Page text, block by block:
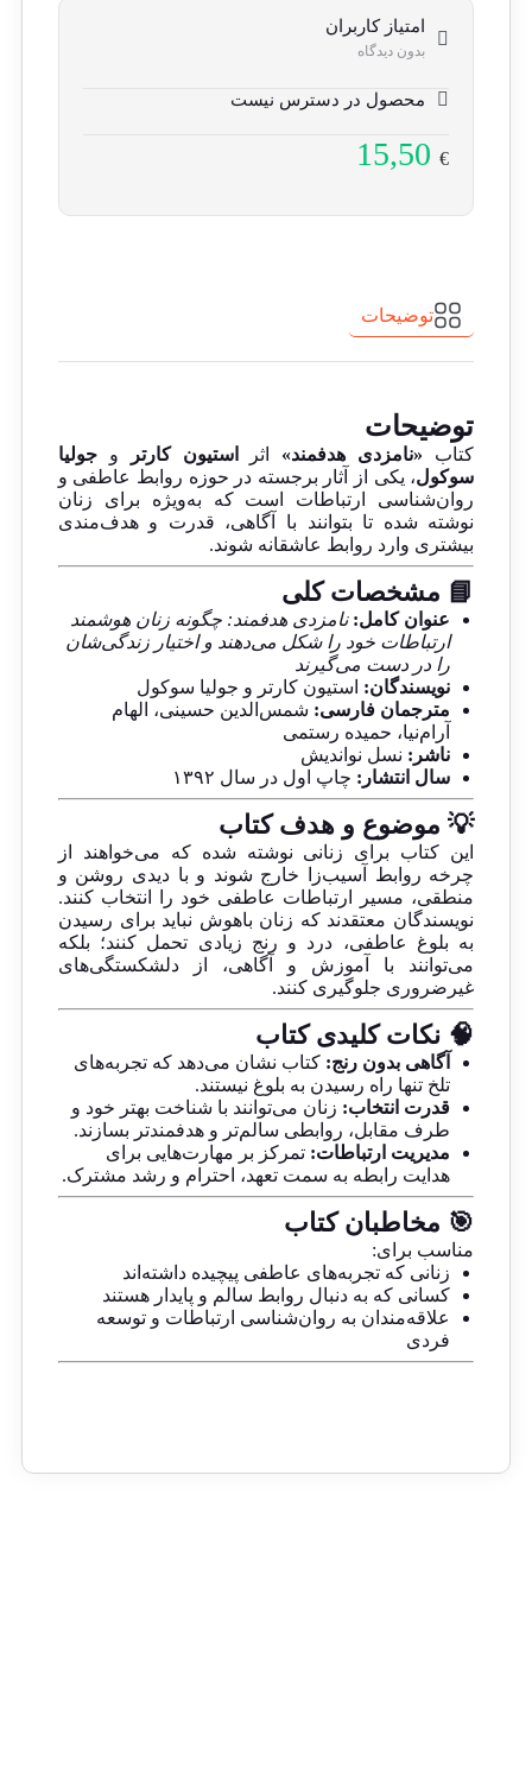
امتیاز کاربران
بدون دیدگاه
محصول در دسترس نیست
15,50€
توضیحات
توضیحات
کتاب «نامزدی هدفمند» اثر استیون کارتر وجولیا
سوکول، یکی از آثار برجسته در حوزه روابط عاطفی و
روان‌شناسی ارتباطات است که به‌ویژه برای زنان
نوشته شده تا بتوانند با آگاهی، قدرت و هدف‌مندی
بیشتری وارد روابط عاشقانه شوند.
📘 مشخصات کلی
عنوان کامل: نامزدی هدفمند: چگونه زنان هوشمند
ارتباطات خود را شکل می‌دهند و اختیار زندگی‌شان
را در دست می‌گیرند
نویسندگان: استیون کارتر و جولیا سوکول
مترجمان فارسی: شمس‌الدین حسینی، الهام
آرام‌نیا، حمیده رستمی
ناشر: نسل نواندیش
سال انتشار: چاپ اول در سال ۱۳۹۲
💡 موضوع و هدف کتاب
این کتاب برای زنانی نوشته شده که می‌خواهند از
چرخه روابط آسیب‌زا خارج شوند و با دیدی روشن و
منطقی، مسیر ارتباطات عاطفی خود را انتخاب کنند.
نویسندگان معتقدند که زنان باهوش نباید برای رسیدن
به بلوغ عاطفی، درد و رنج زیادی تحمل کنند؛ بلکه
می‌توانند با آموزش و آگاهی، از دلشکستگی‌های
غیرضروری جلوگیری کنند.
🧠 نکات کلیدی کتاب
آگاهی بدون رنج: کتاب نشان می‌دهد که تجربه‌های
تلخ تنها راه رسیدن به بلوغ نیستند.
قدرت انتخاب: زنان می‌توانند با شناخت بهتر خود و
طرف مقابل، روابطی سالم‌تر و هدفمندتر بسازند.
مدیریت ارتباطات: تمرکز بر مهارت‌هایی برای
هدایت رابطه به سمت تعهد، احترام و رشد مشترک.
🎯 مخاطبان کتاب
مناسب برای:
زنانی که تجربه‌های عاطفی پیچیده داشته‌اند
کسانی که به دنبال روابط سالم و پایدار هستند
علاقه‌مندان به روان‌شناسی ارتباطات و توسعه
فردی